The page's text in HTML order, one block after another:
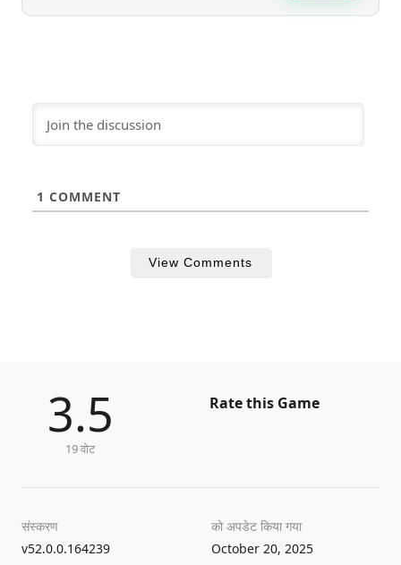
1 COMMENT
View Comments
3.5
19 वोट
Rate this Game
संस्करण
v52.0.0.164239
को अपडेट किया गया
October 20, 2025